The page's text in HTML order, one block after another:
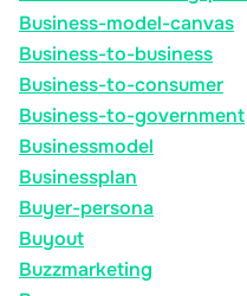
Business-model-canvas
Business-to-business
Business-to-consumer
Business-to-government
Businessmodel
Businessplan
Buyer-persona
Buyout
Buzzmarketing